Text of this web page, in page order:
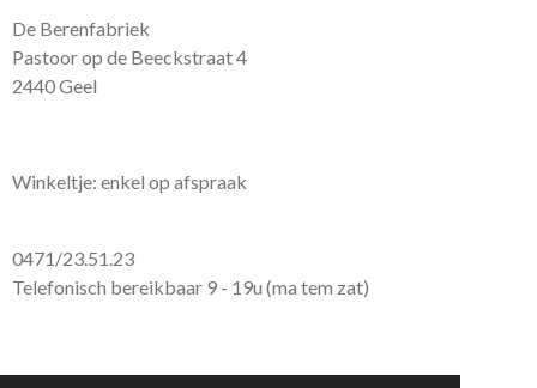
De Berenfabriek
Pastoor op de Beeckstraat 4
2440 Geel
Winkeltje: enkel op afspraak
0471/23.51.23
Telefonisch bereikbaar 9 - 19u (ma tem zat)